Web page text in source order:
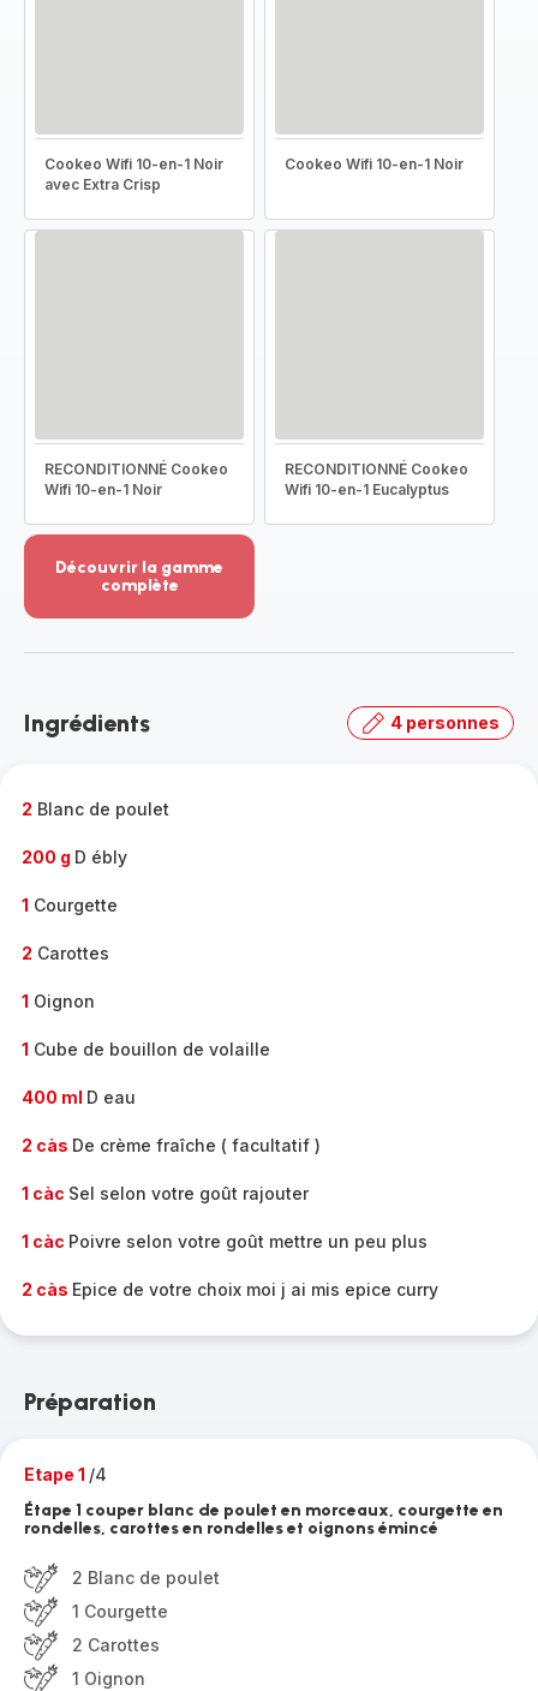
Cookeo Wifi 10-en-1 Noir
avec Extra Crisp
Cookeo Wifi 10-en-1 Noir
RECONDITIONNÉ Cookeo
Wifi 10-en-1 Noir
RECONDITIONNÉ Cookeo
Wifi 10-en-1 Eucalyptus
Découvrir la gamme
complète
-
gamme
Ingrédients 4 personnes
2 Blanc de poulet
200 g D ébly
1 Courgette
2 Carottes
1 Oignon
1 Cube de bouillon de volaille
400 ml D eau
2 càs De crème fraîche ( facultatif )
1 càc Sel selon votre goût rajouter
1 càc Poivre selon votre goût mettre un peu plus
2 càs Epice de votre choix moi j ai mis epice curry
Préparation
Etape 1 /4
Étape 1 couper blanc de poulet en morceaux, courgette en
rondelles, carottes en rondelles et oignons émincé
2 Blanc de poulet
1 Courgette
2 Carottes
1 Oignon